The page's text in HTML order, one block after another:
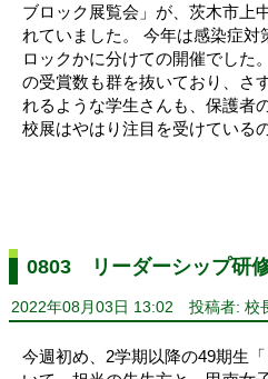
ブロック展覧会」が、茨木市上
れていました。 今年は感染症対
ロックかに分けての開催でした
の受賞数も群を抜いており、さ
れるような学生さんも、保護者
校展はやはり注目を受けている
0803 リーダーシップ研
2022年08月03日 13:02 投稿者: 校
今週初め、2学期以降の49期生